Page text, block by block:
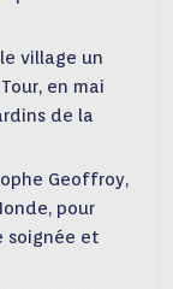
village un
en mai
de la
Geoffroy,
pour
soignée et